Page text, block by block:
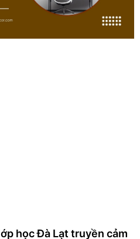
học Đà Lạt truyền cảm